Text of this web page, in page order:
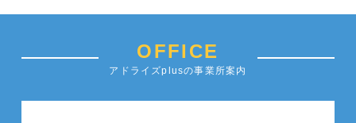
OFFICE
アドライズplusの事業所案内